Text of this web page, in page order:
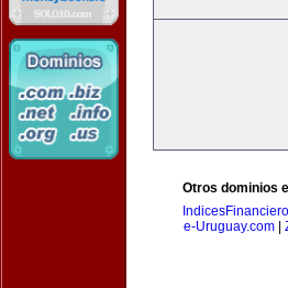
Otros dominios
e-Uruguay.com